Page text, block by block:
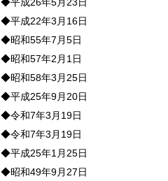
◆平成22年3月16日
◆昭和55年7月5日
◆昭和57年2月1日
◆昭和58年3月25日
◆平成25年9月20日
◆令和7年3月19日
◆令和7年3月19日
◆平成25年1月25日
◆昭和49年9月27日